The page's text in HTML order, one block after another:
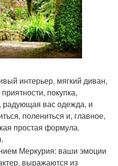
интерьер, мягкий диван,
покупка,
радующая вас одежда, и
полениться и, главное,
простая формула.
Меркурия: ваши эмоции
выражаются из